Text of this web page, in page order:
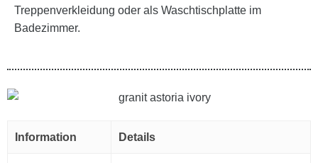
Treppenverkleidung oder als Waschtischplatte im
Badezimmer.
Information Details